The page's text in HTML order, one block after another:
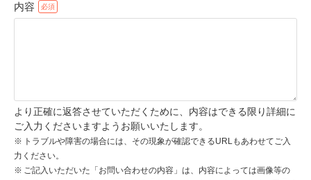
内容
より正確に返答させていただくために、内容はできる限り詳細に
ご入力くださいますようお願いいたします。
トラブルや障害の場合には、その現象が確認できるURLもあわせてご入
力ください。
ご記入いただいた「お問い合わせの内容」は、内容によっては画像等の